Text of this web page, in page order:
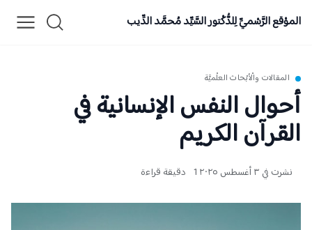
الموْقع الرَّسْميِّ لِلدُّكْتور السَّيِّد مُحمَّد الدِّيب
المقالات والْأبْحاث العلْميَّة
أحوال النفس الإنسانية في
القرآن الكريم
نشرت في ٣ أغسطس ٢٠٢٥ 1 دقيقة قراءة